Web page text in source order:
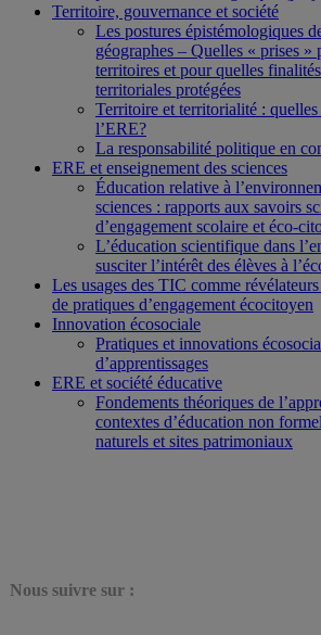
Territoire, gouvernance et société
Les postures épistémologiques
géographes – Quelles « prises »
territoires et pour quelles
territoriales protégées
Territoire et territorialité :
l’ERE?
La responsabilité politique en
ERE et enseignement des sciences
Éducation relative à
sciences : rapports aux savoirs
d’engagement scolaire et éco-
L’éducation scientifique dans
susciter l’intérêt des élèves à
Les usages des TIC comme
de pratiques d’engagement écocitoyen
Innovation écosociale
Pratiques et innovations
d’apprentissages
ERE et société éducative
Fondements théoriques de
contextes d’éducation non
naturels et sites patrimoniaux
Nous suivre sur :